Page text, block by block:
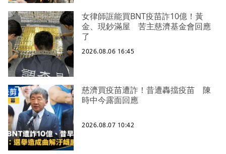
女律師誆能買BNT疫苗詐10億！黃
金、現鈔滿屋 苦主慈濟基金會回應
了
2026.08.06 16:45
慈濟買疫苗遭詐！昔遭轟擋疫苗 陳
時中今露面回應
2026.08.07 10:42